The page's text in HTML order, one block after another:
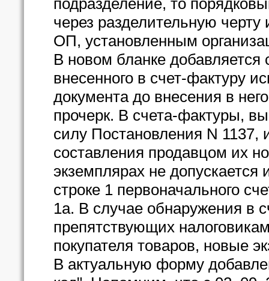
подразделение, то
через разделительную
ОП, установленным
В новом бланке
внесенного в счет-фактуру
документа до внесения в
прочерк. В счета-фактуры,
силу Постановления N 1137,
составления продавцом их
экземплярах не допускается
строке 1 первоначального
1а. В случае обнаружения в
препятствующих
покупателя товаров, новые
В актуальную форму